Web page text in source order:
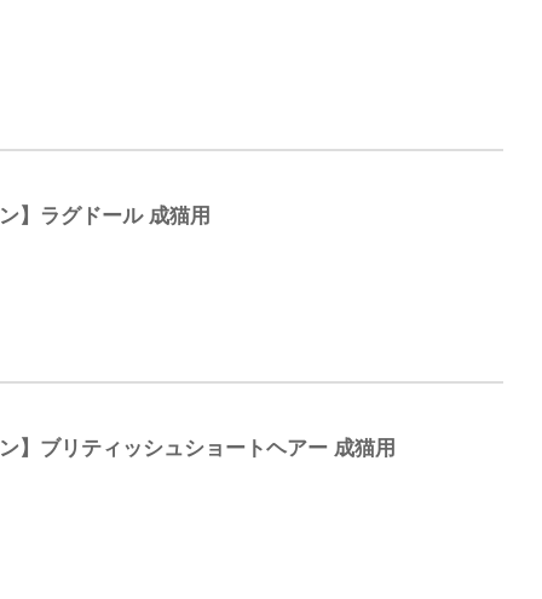
】ラグドール 成猫用
】ブリティッシュショートヘアー 成猫用